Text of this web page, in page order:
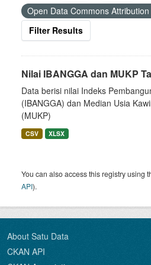
Open Data Commons
Filter Results
Nilai IBANGGA dan MUKP
Data berisi nilai Indeks
(IBANGGA) dan Median Usia
(MUKP)
CSV XLSX
You can also access this registry using
API).
About Satu Data
CKAN API